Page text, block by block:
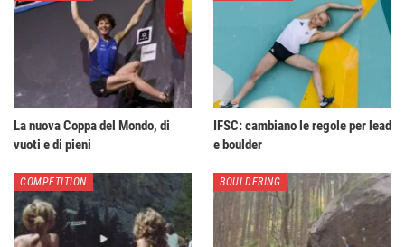
La nuova Coppa del Mondo, di
vuoti e di pieni
IFSC: cambiano le regole per lead
e boulder
COMPETITION BOULDERING